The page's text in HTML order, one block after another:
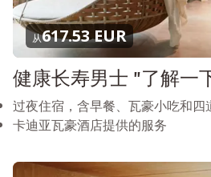
从617.53 EUR
健康长寿男士 "了解一
过夜住宿，含早餐、瓦豪小吃和四
卡迪亚瓦豪酒店提供的服务